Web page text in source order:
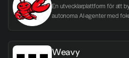
En utvecklarplattform för att
autonoma AI-agenter med
Weavy